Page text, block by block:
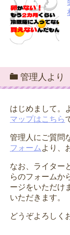
管理人より
はじめまして。
マップはこちら
管理人にご質問
フォーム より、
なお、ライター
らのフォームか
ージをいただけ
いただきます。
どうぞよろしく